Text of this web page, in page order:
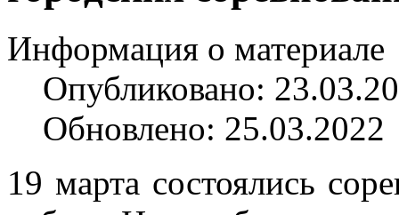
Информация о материале
Опубликовано:
Обновлено: 25.03.2022
19 марта состоялись